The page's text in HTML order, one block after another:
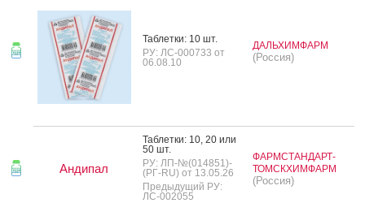
Таб­летки: 10 шт.
РУ: ЛС-000733 от
06.08.10
ДАЛЬХИМФАРМ
(Россия)
Андипал
Таб­летки: 10, 20 или
50 шт.
РУ: ЛП-№(014851)-
(РГ-RU) от 13.05.26
Предыдущий РУ:
ЛС-002055
ФАРМСТАНДАРТ-
ТОМСКХИМФАРМ
(Россия)